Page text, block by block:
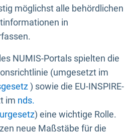
möglichst alle behördlichen
in
NUMIS-Portals spielten die
(umgesetzt im
) sowie die EU-INSPIRE-
im nds.
) eine wichtige Rolle.
neue Maßstäbe für die